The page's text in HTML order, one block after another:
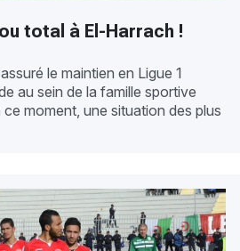
total à El-Harrach !
le maintien en Ligue 1
au sein de la famille sportive
ce moment, une situation des plus